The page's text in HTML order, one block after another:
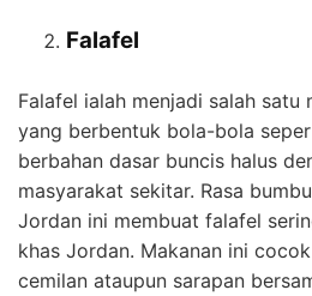
Falafel
Falafel ialah menjadi salah satu
yang berbentuk bola-bola
berbahan dasar buncis halus
masyarakat sekitar. Rasa
Jordan ini membuat falafel
khas Jordan. Makanan ini
cemilan ataupun sarapan